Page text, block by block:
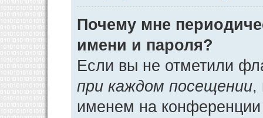
Почему мне
имени и пароля?
Если вы не отметили
при каждом посещении,
именем на конференции